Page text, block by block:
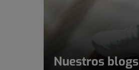
Nuestros blogs